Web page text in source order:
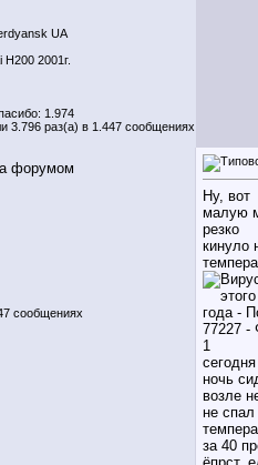
UA
H200 2001г.
1.974
3.796 раз(а) в 1.447 сообщениях
сообщениях
Ну, вот
малую
резко
кинуло
ночь
возле
не спал
за 40